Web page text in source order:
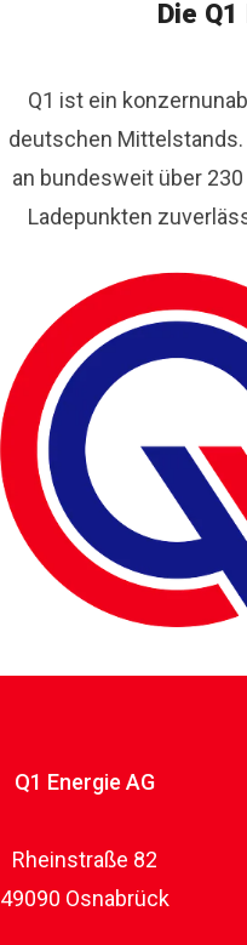
Die
Q1 ist ein
deutschen
an bundesweit über
Ladepunkten
Q1 Energie AG
Rheinstraße 82
49090 Osnabrück